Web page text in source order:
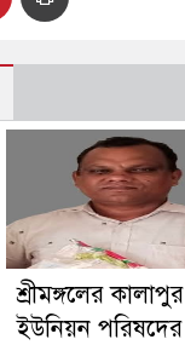
শ্রীমঙ্গলের কালাপুর
ইউনিয়ন পরিষদের